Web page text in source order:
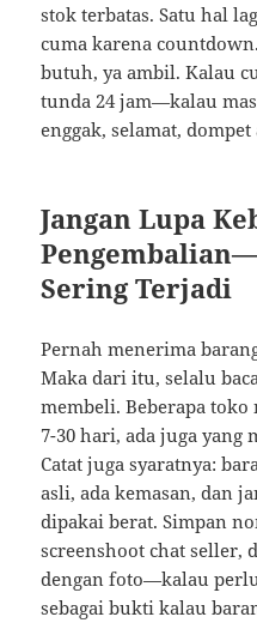
stok terbatas. Satu hal
cuma karena
butuh, ya ambil. Kalau
tunda 24 jam—kalau
enggak, selamat, dompet
Jangan Lupa
Sering Terjadi
Pernah menerima
Maka dari itu, selalu
membeli. Beberapa
7-30 hari, ada juga yang
Catat juga syaratnya:
asli, ada kemasan, dan
dipakai berat. Simpan
screenshoot chat seller,
dengan foto—kalau
sebagai bukti kalau